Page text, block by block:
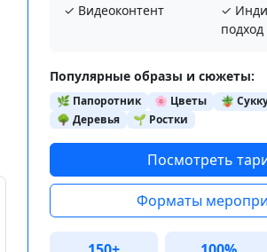
✓ Видеоконтент
✓
подход
Популярные образы и сюжеты:
🌿 Папоротник 🌸 Цветы 🪴
🌳 Деревья
🌱 Ростки
Посмотреть
Форматы